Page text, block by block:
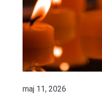
maj 11, 2026